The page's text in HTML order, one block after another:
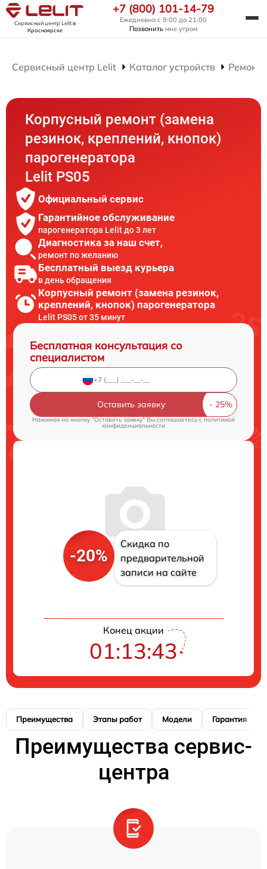
Сервисный центр Lelitв
Красноярске
+7 (800) 101-14-79
Ежедневно с 9:00 до 21:00
Позвонить мне утром
Сервисный центр Lelit Каталог устройств Ремонт
Корпусный ремонт (замена
резинок, креплений, кнопок)
парогенератора
Lelit PS05
Официальный сервис
Гарантийное обслуживание
парогенератора Lelit до 3 лет
Диагностика за наш счет,
ремонт по желанию
Бесплатный выезд курьера
в день обращения
Корпусный ремонт (замена резинок,
креплений, кнопок) парогенератора
Lelit PS05 от 35 минут
Бесплатная консультация со
специалистом
Оставить заявку
Нажимая на кнопку "Оставить заявку" Вы соглашаетесь cполитикой
конфиденциальности
-20%
Скидка по
предварительной
записи на сайте
Конец акции
01:13:42
Преимущества Этапы работ Модели Гарантия
Преимущества сервис-
центра